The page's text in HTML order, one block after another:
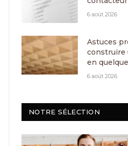
6 août 2026
Astuces
construire
en
6 août 2026
NOTRE SÉLECTION